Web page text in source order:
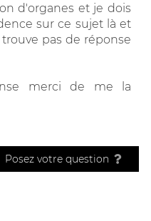
d'organes et je dois
sur ce sujet là et
pas de réponse
merci de me la
Posez votre question